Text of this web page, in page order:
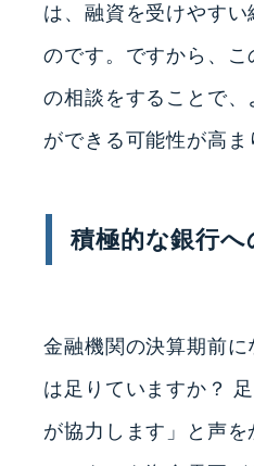
は、融資を受けやす
のです。ですから、
の相談をすることで
ができる可能性が高ま
積極的な銀行
金融機関の決算期前に
は足りていますか？
が協力します」と声